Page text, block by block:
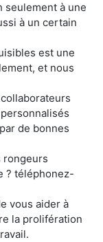
seulement à une
à un certain
est une
et nous
de bonnes
rongeurs
? téléphonez-
vous aider à
la prolifération